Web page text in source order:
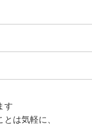
す
は気軽に、